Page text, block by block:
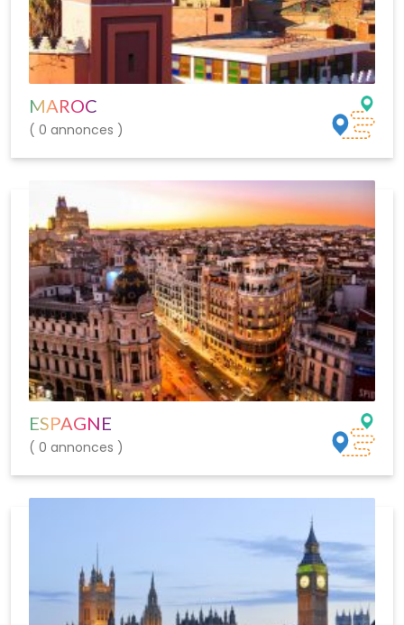
MAROC
( 0 annonces )
ESPAGNE
( 0 annonces )